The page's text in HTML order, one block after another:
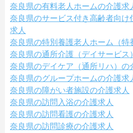
奈良県の有料老人ホームの介護求
奈良県のサービス付き高齢者向け
求人
奈良県の特別養護老人ホーム（特
奈良県の通所介護（デイサービス
奈良県のデイケア（通所リハ）の
奈良県のグループホームの介護求
奈良県の障がい者施設の介護求人
奈良県の訪問入浴の介護求人
奈良県の訪問看護の介護求人
奈良県の訪問診療の介護求人